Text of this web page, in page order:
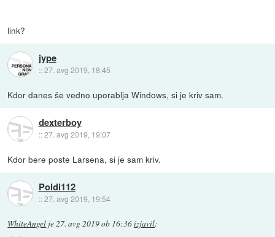
link?
jype
::27. avg 2019, 18:45
Kdor danes še vedno uporablja Windows, si je kriv sam.
dexterboy
::27. avg 2019, 19:07
Kdor bere poste Larsena, si je sam kriv.
Poldi112
::27. avg 2019, 19:54
WhiteAngel je27. avg 2019 ob 16:36izjavil: